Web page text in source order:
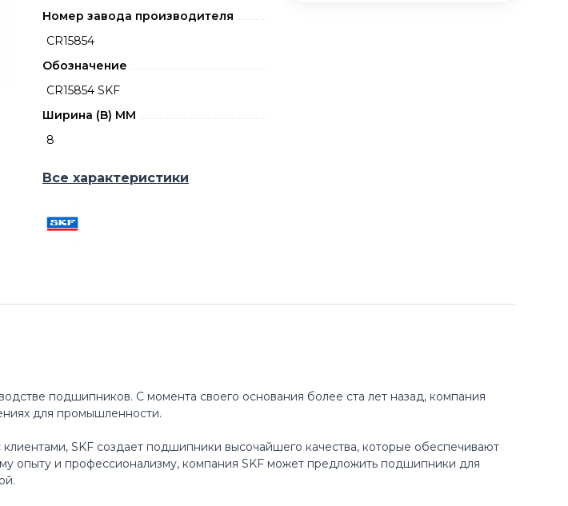
Номер завода производителя
CR15854
Обозначение
CR15854 SKF
Ширина (B) MM
8
Все характеристики
подшипников. С момента своего основания более ста лет назад, компания
для промышленности.
SKF создает подшипники высочайшего качества, которые обеспечивают
и профессионализму, компания SKF может предложить подшипники для